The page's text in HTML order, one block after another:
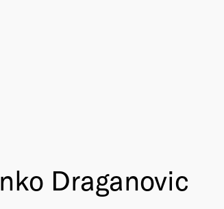
Draganovic